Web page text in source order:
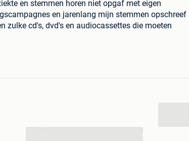
en stemmen horen niet opgaf met eigen
en jarenlang mijn stemmen opschreef
zulke cd's, dvd's en audiocassettes die moeten
gezet zodat ik die kan evalueren en ter genezing
ziek en lijdend leventje als patiënt op de